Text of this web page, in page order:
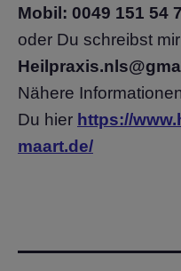
Mobil: 0049 151 54
oder Du schreibst
Nähere
Du hier https://
maart.de/